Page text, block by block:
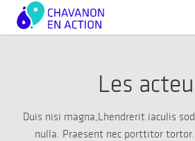
Les
Duis nisi magna,Lhendrerit iaculis
nulla. Praesent nec porttitor